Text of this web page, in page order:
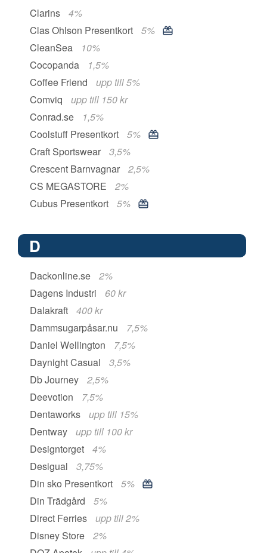
Clarins
4%
Clas Ohlson Presentkort
5%
CleanSea
10%
Cocopanda
1,5%
Coffee Friend
upp till 5%
Comviq
upp till 150 kr
Conrad.se
1,5%
Coolstuff Presentkort
5%
Craft Sportswear
3,5%
Crescent Barnvagnar
2,5%
CS MEGASTORE
2%
Cubus Presentkort
5%
D
Dackonline.se
2%
Dagens Industri
60 kr
Dalakraft
400 kr
Dammsugarpåsar.nu
7,5%
Daniel Wellington
7,5%
Daynight Casual
3,5%
Db Journey
2,5%
Deevotion
7,5%
Dentaworks
upp till 15%
Dentway
upp till 100 kr
Designtorget
4%
Desigual
3,75%
Din sko Presentkort
5%
Din Trädgård
5%
Direct Ferries
upp till 2%
Disney Store
2%